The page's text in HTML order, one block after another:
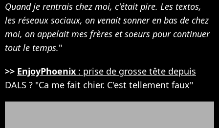
Quand je rentrais chez moi, c'était pire. Les textos,
les réseaux sociaux, on venait sonner en bas de chez
moi, on appelait mes frères et soeurs pour continuer
tout le temps."
>> EnjoyPhoenix : prise de grosse tête depuis
DALS ? "Ca me fait chier. C'est tellement faux"